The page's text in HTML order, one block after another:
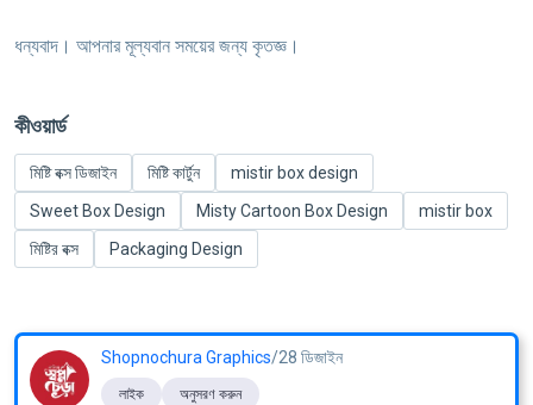
ধন্যবাদ। আপনার মূল্যবান সময়ের জন্য কৃতজ্ঞ।
কীওয়ার্ড
মিষ্টি বক্স ডিজাইন মিষ্টি কার্টুন
mistir box design
Sweet Box Design
Misty Cartoon Box Design
mistir box
মিষ্টির বক্স
Packaging Design
Shopnochura Graphics/28 ডিজাইন
লাইক অনুসরণ করুন